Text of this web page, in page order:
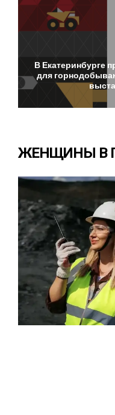
В Екатеринбурге
для
ЖЕНЩИНЫ В